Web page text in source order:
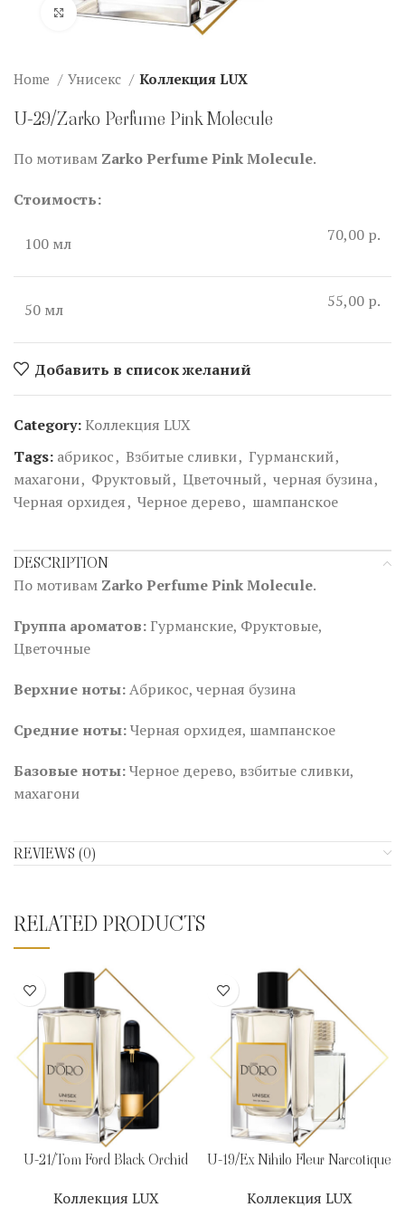
Нажмите, чтобы увеличить
Home Унисекс Коллекция LUX
U-29/Zarko Perfume Pink Molecule
По мотивам Zarko Perfume Pink Molecule.
Стоимость:
100 мл 70,00 р.
50 мл 55,00 р.
Добавить в список желаний
Category: Коллекция LUX
Tags: абрикос, Взбитые сливки, Гурманский,
махагони, Фруктовый, Цветочный, черная бузина,
Черная орхидея, Черное дерево, шампанское
DESCRIPTION
По мотивам Zarko Perfume Pink Molecule.
Группа ароматов: Гурманские, Фруктовые,
Цветочные
Верхние ноты:Абрикос, черная бузина
Средние ноты:Черная орхидея, шампанское
Базовые ноты:Черное дерево, взбитые сливки,
махагони
REVIEWS (0)
RELATED PRODUCTS
U-21/Tom Ford Black Orchid
Коллекция LUX
U-19/Ex Nihilo Fleur Narcotique
Коллекция LUX